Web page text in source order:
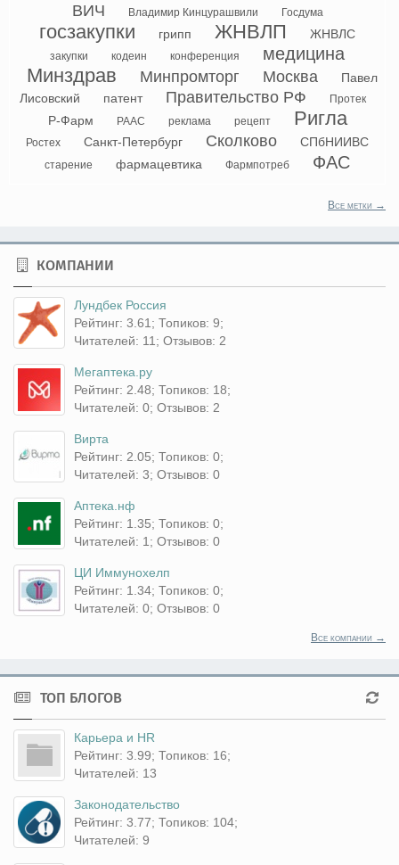
ВИЧ Владимир Кинцурашвили Госдума
госзакупки грипп ЖНВЛП ЖНВЛС
закупки кодеин конференция медицина
Минздрав Минпромторг Москва
Павел
Лисовский
патент Правительство РФ Протек
Р-Фарм РААС реклама рецепт Ригла
Ростех Санкт-Петербург Сколково СПбНИИВС
старение фармацевтика Фармпотреб ФАС
Все метки →
КОМПАНИИ
Лундбек Россия
Рейтинг: 3.61; Топиков: 9;
Читателей: 11; Отзывов: 2
Мегаптека.ру
Рейтинг: 2.48; Топиков: 18;
Читателей: 0; Отзывов: 2
Вирта
Рейтинг: 2.05; Топиков: 0;
Читателей: 3; Отзывов: 0
Аптека.нф
Рейтинг: 1.35; Топиков: 0;
Читателей: 1; Отзывов: 0
ЦИ Иммунохелп
Рейтинг: 1.34; Топиков: 0;
Читателей: 0; Отзывов: 0
Все компании →
ТОП БЛОГОВ
Карьера и HR
Рейтинг: 3.99; Топиков: 16;
Читателей: 13
Законодательство
Рейтинг: 3.77; Топиков: 104;
Читателей: 9